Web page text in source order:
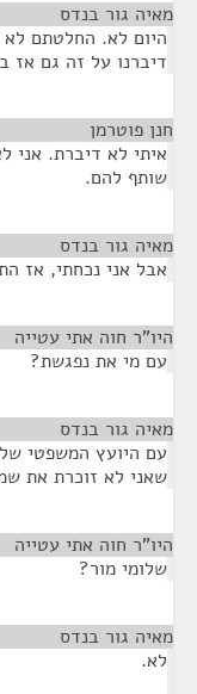
מאיה גור בנדס
היום לא. החלטתם לא
דיברנו על זה גם אז
חנן פוטרמן
איתי לא דיברת. אני
שותף להם.
מאיה גור בנדס
אבל אני נכחתי, אז
היו"ר חוה אתי עטייה
עם מי את נפגשת?
מאיה גור בנדס
עם היועץ המשפטי
שאני לא זוכרת את
היו"ר חוה אתי עטייה
שלומי מור?
מאיה גור בנדס
לא.